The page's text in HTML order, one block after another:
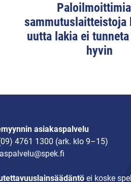
sammutuslaitteistoja
uutta lakia ei
hyvin
asiakaspalvelu
4761 1300 (ark. klo 9–15)
ei koske